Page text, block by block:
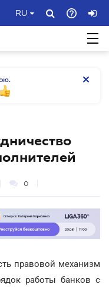
RU
0
правовой механизм
работы банков с